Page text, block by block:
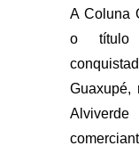
A Coluna
o título
Guaxupé,